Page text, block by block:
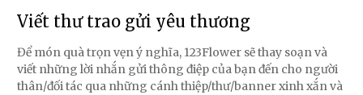
Viết thư trao gửi yêu thương
Để món quà trọn vẹn ý nghĩa, 123Flower sẽ thay soạn và
viết những lời nhắn gửi thông điệp của bạn đến cho người
thân/đối tác qua những cánh thiệp/thư/banner xinh xắn và